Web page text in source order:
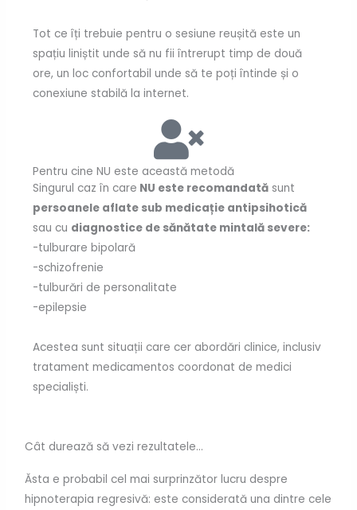
Tot ce îți trebuie pentru o sesiune reușită este un
spațiu liniștit unde să nu fii întrerupt timp de două
ore, un loc confortabil unde să te poți întinde și o
conexiune stabilă la internet.
Pentru cine NU este această metodă
Singurul caz în care NU este recomandată sunt
persoanele aflate sub medicație antipsihotică
sau cu diagnostice de sănătate mintală severe:
-tulburare bipolară
-schizofrenie
-tulburări de personalitate
-epilepsie
Acestea sunt situații care cer abordări clinice, inclusiv
tratament medicamentos coordonat de medici
specialiști.
Cât durează să vezi rezultatele...
Ăsta e probabil cel mai surprinzător lucru despre
hipnoterapia regresivă: este considerată una dintre cele